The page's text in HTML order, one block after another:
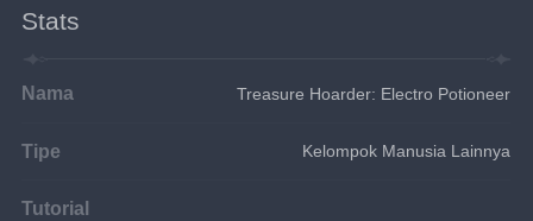
Stats
Nama Treasure Hoarder: Electro Potioneer
Tipe Kelompok Manusia Lainnya
Tutorial